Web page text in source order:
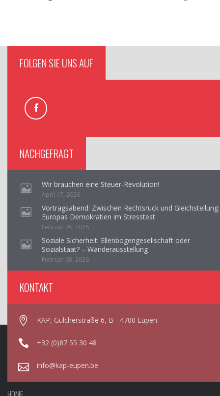
FOLGEN SIE UNS AUF
NACHGEFRAGT
Wir brauchen eine Steuer-Revolution!
April 17, 2026
Vortragsabend: Zwischen Rechtsruck und Gleichstellung:
Europas Demokratien im Stresstest
Februar 05, 2026
Soziale Sicherheit: Ellenbogengesellschaft oder
Sozialstaat? – Wanderausstellung
Februar 03, 2026
KONTAKT
KAP, Gülcherstraße 6, B - 4700 Eupen
+32 (0)87 55 30 48
info@kap-eupen.be